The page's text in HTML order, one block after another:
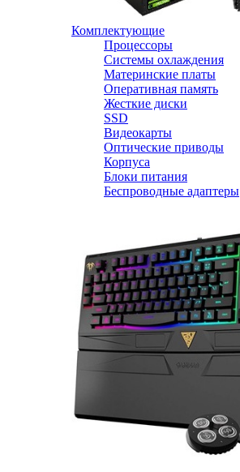
Комплектующие
Процессоры
Системы охлаждения
Материнские платы
Оперативная память
Жесткие диски
SSD
Видеокарты
Оптические приводы
Корпуса
Блоки питания
Беспроводные адаптеры